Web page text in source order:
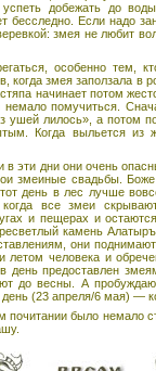
добежать до
бесследно. Если надо
змея не любит
особенно тем,
когда змея заползала в
начинает потом
помучиться.
ушей лилось», а потом
Когда выльется из
в эти дни они очень
змеиные свадьбы.
день в лес лучше
когда все змеи
и пещерах и
камень
они
человека и
день предоставлен
до весны. А
(23 апреля/6 мая) —
почитании было немало